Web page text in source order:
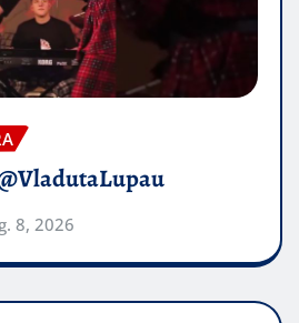
8, 2026